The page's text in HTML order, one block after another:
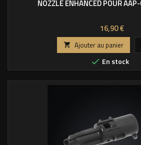
NOZZLE ENHANCED POUR
Prix
16,90 €
 Ajouter au panier
 En stock